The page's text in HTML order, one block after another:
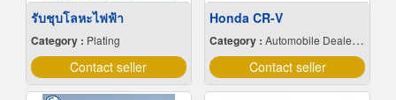
รับชุบโลหะไฟฟ้า
Category : Plating
Contact seller
Honda CR-V
Category : Automobile Dealers-New Cars
Contact seller